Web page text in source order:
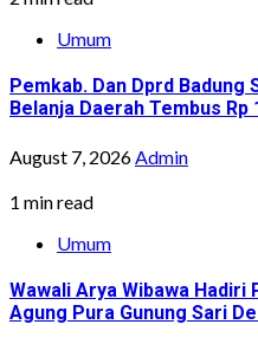
Umum
Pemkab. Dan Dprd Badung
Belanja Daerah Tembus Rp
August 7, 2026 Admin
1 min read
Umum
Wawali Arya Wibawa Hadiri
Agung Pura Gunung Sari